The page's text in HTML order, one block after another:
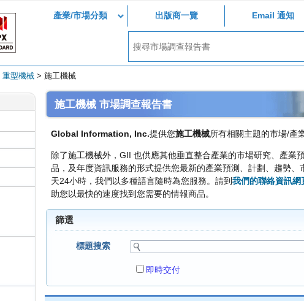
產業/市場分類 出版商一覽 Email 通知
重型機械 > 施工機械
施工機械 市場調查報告書
Global Information, Inc.提供您施工機械所有相關主題的市場/產
除了施工機械外，GII 也供應其他垂直整合產業的市場研究、產
品，及年度資訊服務的形式提供您最新的產業預測、計劃、趨勢
天24小時，我們以多種語言隨時為您服務。請到我們的聯絡資訊網
助您以最快的速度找到您需要的情報商品。
篩選
標題搜索
即時交付